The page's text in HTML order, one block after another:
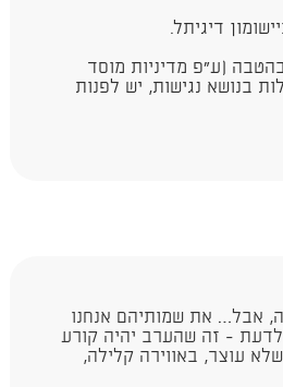
דיגיתל.
בהטבה (ע"פ מדיניות מוסד
בנושא נגישות, יש לפנות
אבל… את שמותיהם אנחנו
- זה שהערב יהיה קורע
עוצר, באווירה קלילה,